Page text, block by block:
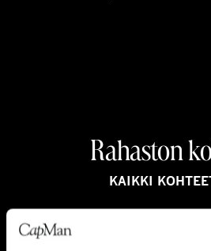
Rahaston
KAIKKI